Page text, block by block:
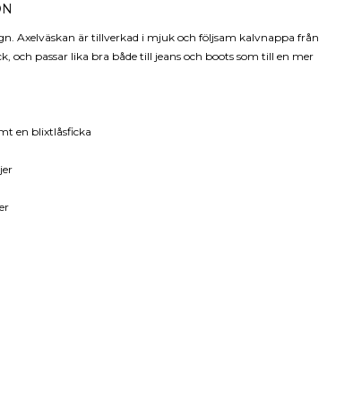
Axelväskan är tillverkad i mjuk och följsam kalvnappa från
och passar lika bra både till jeans och boots som till en mer
en blixtlåsficka